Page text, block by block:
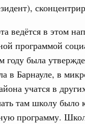
ведётся в этом
программой
году была
в Барнауле, в
учатся в
там школу
программу.